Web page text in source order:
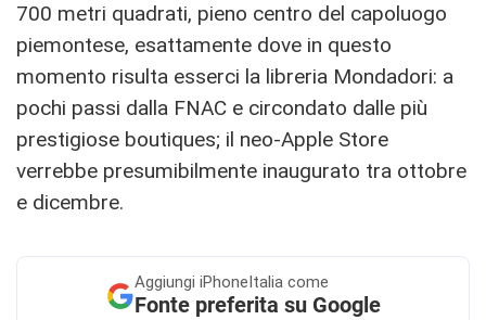
700 metri quadrati, pieno centro del capoluogo
piemontese, esattamente dove in questo
momento risulta esserci la libreria Mondadori: a
pochi passi dalla FNAC e circondato dalle più
prestigiose boutiques; il neo-Apple Store
verrebbe presumibilmente inaugurato tra ottobre
e dicembre.
Aggiungi iPhoneItalia come
Fonte preferita su Google